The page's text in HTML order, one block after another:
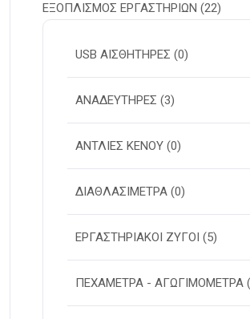
ΕΞΟΠΛΙΣΜΟΣ ΕΡΓΑΣΤΗΡΙΩΝ (22)
USB ΑΙΣΘΗΤΗΡΕΣ (0)
ΑΝΑΔΕΥΤΗΡΕΣ (3)
ΑΝΤΛΙΕΣ ΚΕΝΟΥ (0)
ΔΙΑΘΛΑΣΙΜΕΤΡΑ (0)
ΕΡΓΑΣΤΗΡΙΑΚΟΙ ΖΥΓΟΙ (5)
ΠΕΧΑΜΕΤΡΑ - ΑΓΩΓΙΜΟΜΕΤΡΑ